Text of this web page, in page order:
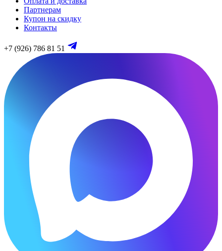
Партнерам
Купон на скидку
Контакты
+7 (926) 786 81 51